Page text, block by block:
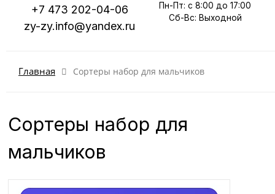
+7 473 202-04-06
zy-zy.info@yandex.ru
Пн-Пт: с 8:00 до 17:00
Сб-Вс: Выходной
Главная Сортеры набор для мальчиков
Сортеры набор для
мальчиков